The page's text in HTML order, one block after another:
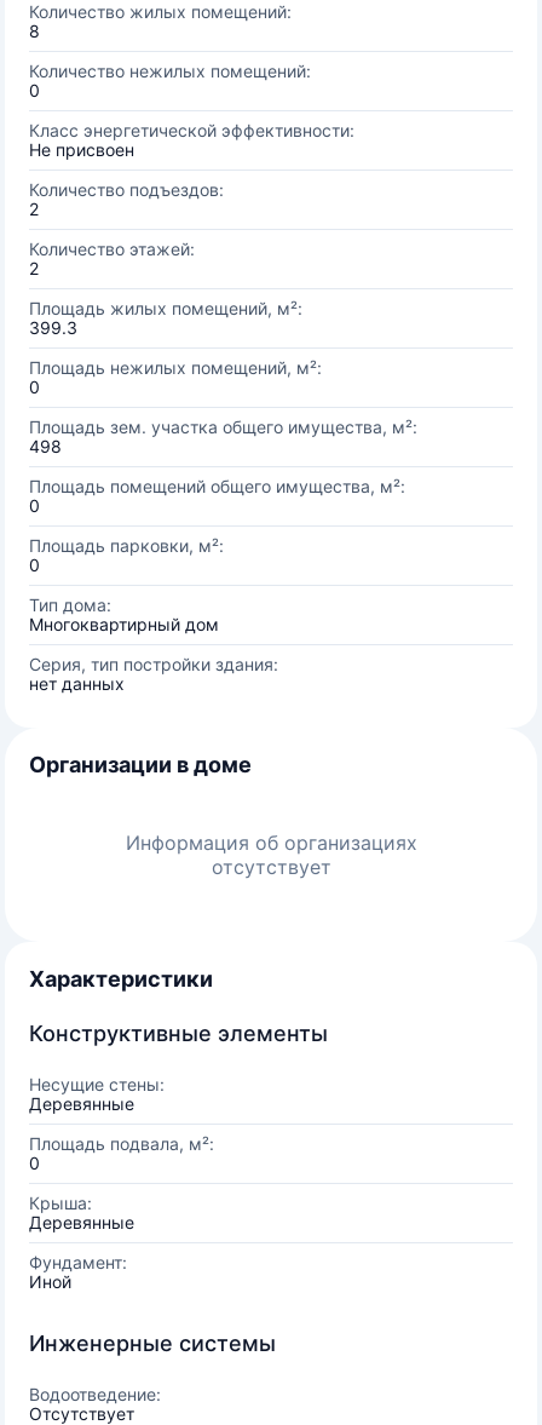
Количество жилых помещений:
8
Количество нежилых помещений:
0
Класс энергетической эффективности:
Не присвоен
Количество подъездов:
2
Количество этажей:
2
Площадь жилых помещений, м²:
399.3
Площадь нежилых помещений, м²:
0
Площадь зем. участка общего имущества, м²:
498
Площадь помещений общего имущества, м²:
0
Площадь парковки, м²:
0
Тип дома:
Многоквартирный дом
Серия, тип постройки здания:
нет данных
Организации в доме
Информация об организациях
отсутствует
Характеристики
Конструктивные элементы
Несущие стены:
Деревянные
Площадь подвала, м²:
0
Крыша:
Деревянные
Фундамент:
Иной
Инженерные системы
Водоотведение:
Отсутствует